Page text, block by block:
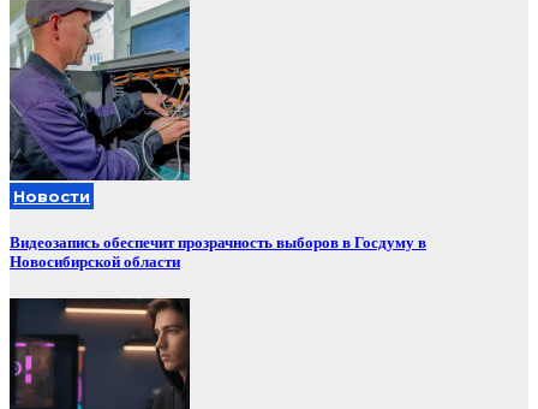
Новости
Видеозапись обеспечит прозрачность выборов в Госдуму в
Новосибирской области